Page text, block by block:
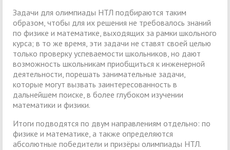
Задачи для олимпиады НТЛ подбираются таким
образом, чтобы для их решения не требовалось знаний
по физике и математике, выходящих за рамки школьного
курса; в то же время, эти задачи не ставят своей целью
только проверку успеваемости школьников, но дают
возможность школьникам приобщиться к инженерной
деятельности, порешать занимательные задачи,
которые могут вызвать заинтересованность в
дальнейшем поиске, в более глубоком изучении
математики и физики.
Итоги подводятся по двум направлениям отдельно: по
физике и математике, а также определяются
абсолютные победители и призёры олимпиады НТЛ.